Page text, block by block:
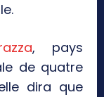
, pays
de quatre
dira que